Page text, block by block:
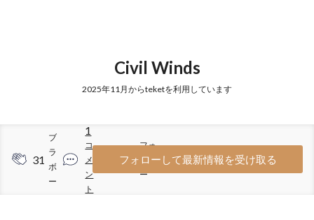
Civil Winds
2025年11月からteketを利用しています
31
ブ
ラ
ボ
ー
1
コ
メ
ン
ト
19
フォ
ロワ
ー
フォローして最新情報を受け取る